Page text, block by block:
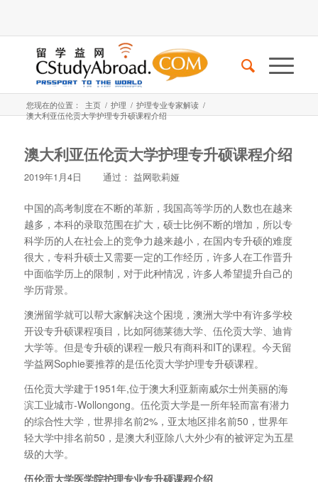
您现在的位置： 主页 / 护理 / 护理专业专家解读 /
澳大利亚伍伦贡大学护理专升硕课程介绍
澳大利亚伍伦贡大学护理专升硕课程介绍
2019年1月4日 通过： 益网歌莉娅
中国的高考制度在不断的革新，我国高等学历的人数也在越来
越多，本科的录取范围在扩大，硕士比例不断的增加，所以专
科学历的人在社会上的竞争力越来越小，在国内专升硕的难度
很大，专科升硕士又需要一定的工作经历，许多人在工作晋升
中面临学历上的限制，对于此种情况，许多人希望提升自己的
学历背景。
澳洲留学就可以帮大家解决这个困境，澳洲大学中有许多学校
开设专升硕课程项目，比如阿德莱德大学、伍伦贡大学、迪肯
大学等。但是专升硕的课程一般只有商科和IT的课程。今天留
学益网Sophie要推荐的是伍伦贡大学护理专升硕课程。
伍伦贡大学建于1951年,位于澳大利亚新南威尔士州美丽的海
滨工业城市-Wollongong。伍伦贡大学是一所年轻而富有潜力
的综合性大学，世界排名前2%，亚太地区排名前50，世界年
轻大学中排名前50，是澳大利亚除八大外少有的被评定为五星
级的大学。
伍伦贡大学医学院护理专业专升硕课程介绍